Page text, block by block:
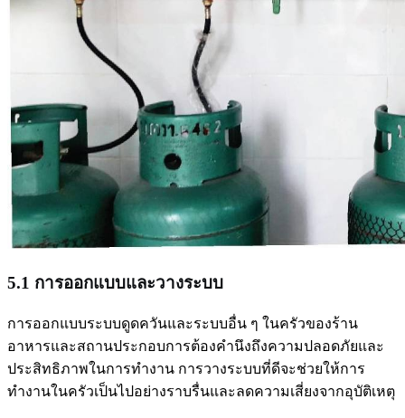
5.1 การออกแบบและวางระบบ
การออกแบบระบบดูดควันและระบบอื่น ๆ ในครัวของร้าน
อาหารและสถานประกอบการต้องคำนึงถึงความปลอดภัยและ
ประสิทธิภาพในการทำงาน การวางระบบที่ดีจะช่วยให้การ
ทำงานในครัวเป็นไปอย่างราบรื่นและลดความเสี่ยงจากอุบัติเหตุ